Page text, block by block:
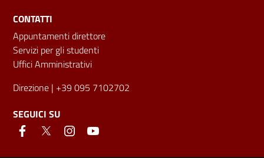
CONTATTI
Appuntamenti direttore
Servizi per gli studenti
Uffici Amministrativi
Direzione | +39 095 7102702
SEGUICI SU